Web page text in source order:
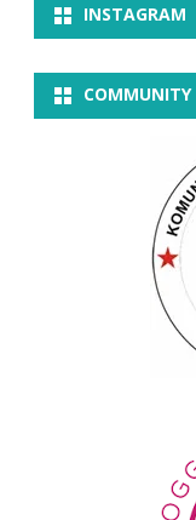
INSTAGRAM
COMMUNITY